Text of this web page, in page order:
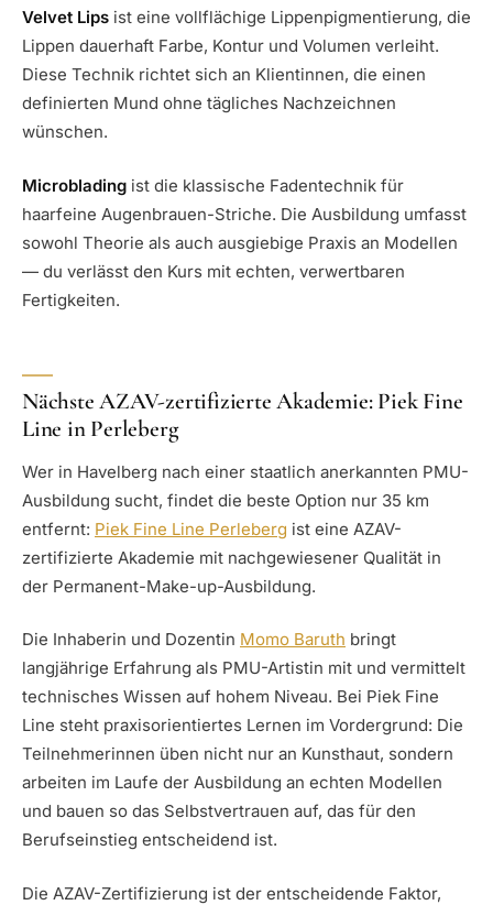
Velvet Lips ist eine vollflächige Lippenpigmentierung, die
Lippen dauerhaft Farbe, Kontur und Volumen verleiht.
Diese Technik richtet sich an Klientinnen, die einen
definierten Mund ohne tägliches Nachzeichnen
wünschen.
Microblading ist die klassische Fadentechnik für
haarfeine Augenbrauen-Striche. Die Ausbildung umfasst
sowohl Theorie als auch ausgiebige Praxis an Modellen
— du verlässt den Kurs mit echten, verwertbaren
Fertigkeiten.
Nächste AZAV-zertifizierte Akademie: Piek Fine
Line in Perleberg
Wer in Havelberg nach einer staatlich anerkannten PMU-
Ausbildung sucht, findet die beste Option nur 35 km
entfernt: Piek Fine Line Perleberg ist eine AZAV-
zertifizierte Akademie mit nachgewiesener Qualität in
der Permanent-Make-up-Ausbildung.
Die Inhaberin und Dozentin Momo Baruth bringt
langjährige Erfahrung als PMU-Artistin mit und vermittelt
technisches Wissen auf hohem Niveau. Bei Piek Fine
Line steht praxisorientiertes Lernen im Vordergrund: Die
Teilnehmerinnen üben nicht nur an Kunsthaut, sondern
arbeiten im Laufe der Ausbildung an echten Modellen
und bauen so das Selbstvertrauen auf, das für den
Berufseinstieg entscheidend ist.
Die AZAV-Zertifizierung ist der entscheidende Faktor,